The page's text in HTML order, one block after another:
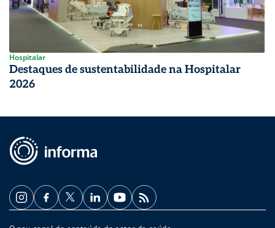
Hospitalar
Destaques de sustentabilidade na Hospitalar
2026